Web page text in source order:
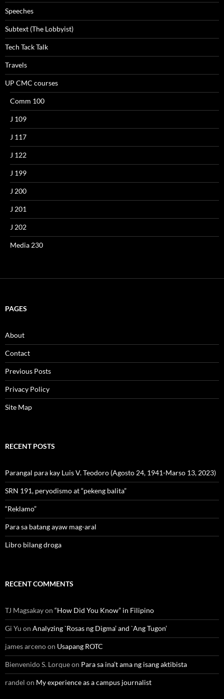
Speeches
Subtext (The Lobbyist)
Tech Tack Talk
Travels
UP CMC courses
Comm 100
J 109
J 117
J 122
J 199
J 200
J 201
J 202
Media 230
PAGES
About
Contact
Previous Posts
Privacy Policy
Site Map
RECENT POSTS
Parangal para kay Luis V. Teodoro (Agosto 24, 1941-Marso 13, 2023)
SRN 191, peryodismo at “pekeng balita”
“Reklamo”
Para sa batang ayaw mag-aral
Libro bilang droga
RECENT COMMENTS
TJ Magsakayon “How Did You Know” in Filipino
Gi Yu on Analyzing `Rosas ng Digma’ and `Ang Tugon’
james arcenoon Usapang ROTC
Bienvenido S. Lorqueon Para sa ina’t ama ng isang aktibista
randel on My experience as a campus journalist